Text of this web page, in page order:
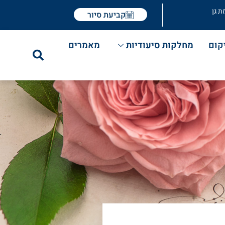
גן קביעת סיור
מחלקות סיעודיות מאמרים